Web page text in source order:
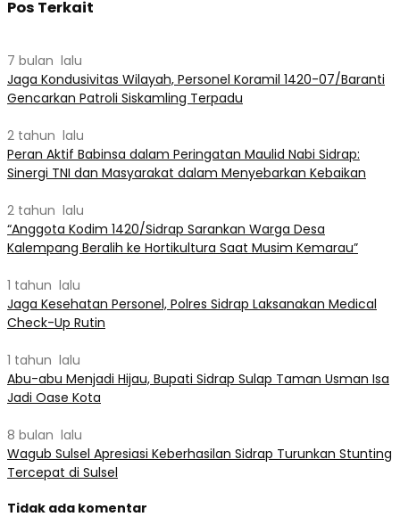
Pos Terkait
7 bulan lalu
Jaga Kondusivitas Wilayah, Personel Koramil 1420-07/Baranti
Gencarkan Patroli Siskamling Terpadu
2 tahun lalu
Peran Aktif Babinsa dalam Peringatan Maulid Nabi Sidrap:
Sinergi TNI dan Masyarakat dalam Menyebarkan Kebaikan
2 tahun lalu
“Anggota Kodim 1420/Sidrap Sarankan Warga Desa
Kalempang Beralih ke Hortikultura Saat Musim Kemarau”
1 tahun lalu
Jaga Kesehatan Personel, Polres Sidrap Laksanakan Medical
Check-Up Rutin
1 tahun lalu
Abu-abu Menjadi Hijau, Bupati Sidrap Sulap Taman Usman Isa
Jadi Oase Kota
8 bulan lalu
Wagub Sulsel Apresiasi Keberhasilan Sidrap Turunkan Stunting
Tercepat di Sulsel
Tidak ada komentar